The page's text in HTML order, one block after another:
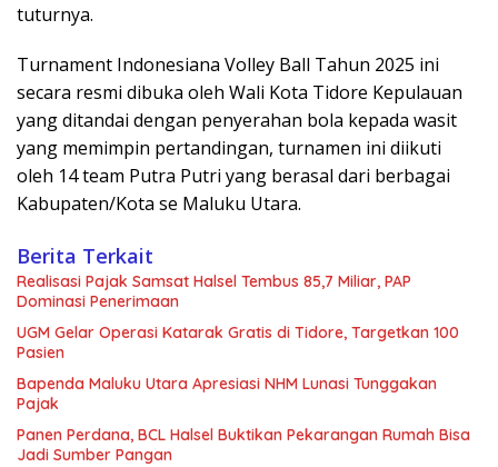
tuturnya.
Turnament Indonesiana Volley Ball Tahun 2025 ini
secara resmi dibuka oleh Wali Kota Tidore Kepulauan
yang ditandai dengan penyerahan bola kepada wasit
yang memimpin pertandingan, turnamen ini diikuti
oleh 14 team Putra Putri yang berasal dari berbagai
Kabupaten/Kota se Maluku Utara.
Berita Terkait
Realisasi Pajak Samsat Halsel Tembus 85,7 Miliar, PAP
Dominasi Penerimaan
UGM Gelar Operasi Katarak Gratis di Tidore, Targetkan 100
Pasien
Bapenda Maluku Utara Apresiasi NHM Lunasi Tunggakan
Pajak
Panen Perdana, BCL Halsel Buktikan Pekarangan Rumah Bisa
Jadi Sumber Pangan